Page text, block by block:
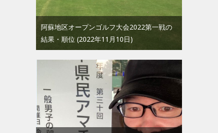
阿蘇地区オープンゴルフ大会2022第一戦の
結果・順位 2022年11月10日